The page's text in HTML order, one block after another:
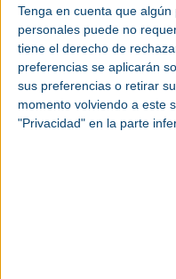
Tenga en cuenta que
personales puede no
tiene el derecho de
preferencias se aplicarán
sus preferencias o retirar
momento volviendo a este
"Privacidad" en la parte